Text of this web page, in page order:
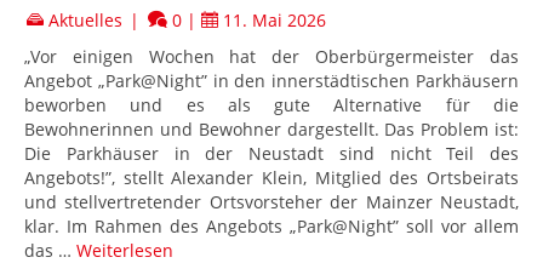
Aktuelles | 0 |
11. Mai 2026
„Vor einigen Wochen hat der Oberbürgermeister das
Angebot „Park@Night” in den innerstädtischen Parkhäusern
beworben und es als gute Alternative für die
Bewohnerinnen und Bewohner dargestellt. Das Problem ist:
Die Parkhäuser in der Neustadt sind nicht Teil des
Angebots!”, stellt Alexander Klein, Mitglied des Ortsbeirats
und stellvertretender Ortsvorsteher der Mainzer Neustadt,
klar. Im Rahmen des Angebots „Park@Night” soll vor allem
das … Weiterlesen